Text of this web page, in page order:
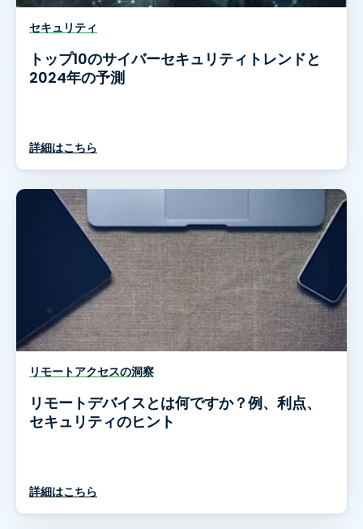
セキュリティ
トップ10のサイバーセキュリティトレンドと
2024年の予測
詳細はこちら
リモートアクセスの洞察
リモートデバイスとは何ですか？例、利点、
セキュリティのヒント
詳細はこちら